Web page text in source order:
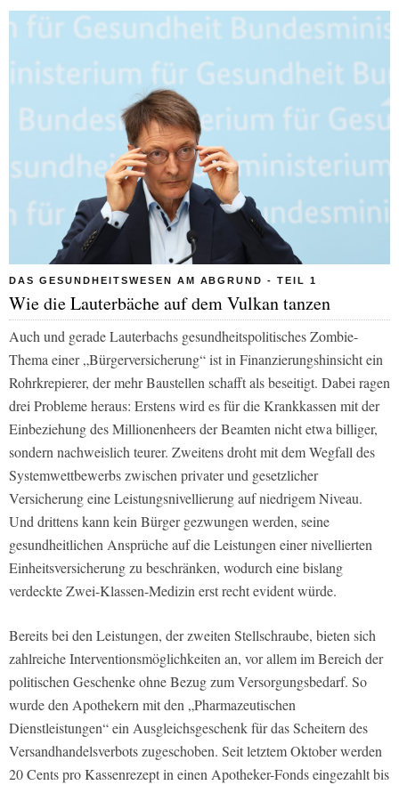
DAS GESUNDHEITSWESEN AM ABGRUND - TEIL 1
Wie die Lauterbäche auf dem Vulkan tanzen
Auch und gerade Lauterbachs gesundheitspolitisches Zombie-
Thema einer „Bürgerversicherung“ ist in Finanzierungshinsicht ein
Rohrkrepierer, der mehr Baustellen schafft als beseitigt. Dabei ragen
drei Probleme heraus: Erstens wird es für die Krankkassen mit der
Einbeziehung des Millionenheers der Beamten nicht etwa billiger,
sondern nachweislich teurer. Zweitens droht mit dem Wegfall des
Systemwettbewerbs zwischen privater und gesetzlicher
Versicherung eine Leistungsnivellierung auf niedrigem Niveau.
Und drittens kann kein Bürger gezwungen werden, seine
gesundheitlichen Ansprüche auf die Leistungen einer nivellierten
Einheitsversicherung zu beschränken, wodurch eine bislang
verdeckte Zwei-Klassen-Medizin erst recht evident würde.
Bereits bei den Leistungen, der zweiten Stellschraube, bieten sich
zahlreiche Interventionsmöglichkeiten an, vor allem im Bereich der
politischen Geschenke ohne Bezug zum Versorgungsbedarf. So
wurde den Apothekern mit den „Pharmazeutischen
Dienstleistungen“ ein Ausgleichsgeschenk für das Scheitern des
Versandhandelsverbots zugeschoben. Seit letztem Oktober werden
20 Cents pro Kassenrezept in einen Apotheker-Fonds eingezahlt bis